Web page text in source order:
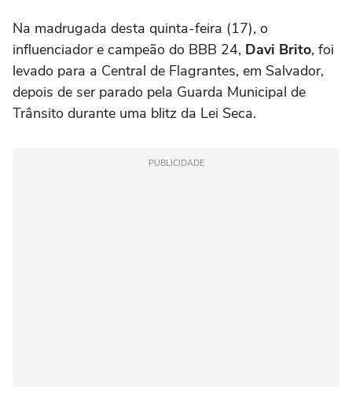
Na madrugada desta quinta-feira (17), o
influenciador e campeão do BBB 24, Davi Brito, foi
levado para a Central de Flagrantes, em Salvador,
depois de ser parado pela Guarda Municipal de
Trânsito durante uma blitz da Lei Seca.
PUBLICIDADE